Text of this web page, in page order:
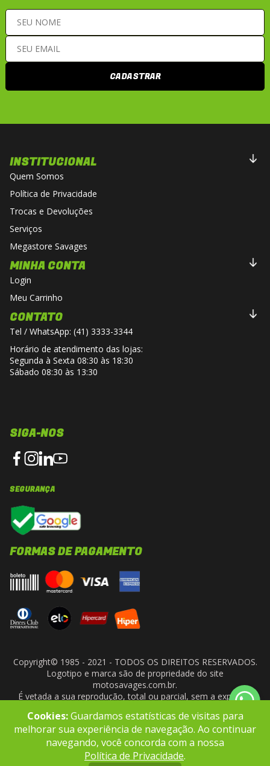
CADASTRAR
INSTITUCIONAL
Quem Somos
Política de Privacidade
Trocas e Devoluções
Serviços
Megastore Savages
MINHA CONTA
Login
Meu Carrinho
CONTATO
Tel / WhatsApp: (41) 3333-3344
Horário de atendimento das lojas:
Segunda à Sexta 08:30 às 18:30
Sábado 08:30 às 13:30
SIGA-NOS
SEGURANÇA
FORMAS DE PAGAMENTO
Copyright© 1985 - 2021 - TODOS OS DIREITOS RESERVADOS.
Logotipo e marca são de propriedade do site
motosavages.com.br.
É vetada a sua reprodução, total ou parcial, sem a expressa
- CNPJ: 10.927.924/0001-91
Cookies:Guardamos estatísticas de visitas para
melhorar sua experiência de navegação. Ao continuar
navegando, você concorda com a nossa
Política de Privacidade.